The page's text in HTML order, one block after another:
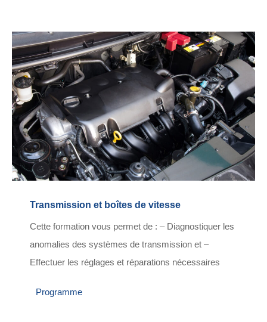
Transmission et boîtes de vitesse
Cette formation vous permet de : – Diagnostiquer les
anomalies des systèmes de transmission et –
Effectuer les réglages et réparations nécessaires
Programme